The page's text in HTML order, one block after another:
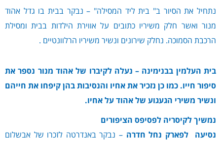
נתחיל את הסיור ב" בית ליד המסילה" – נבקר בבית בו גדל אהוד
מנור ואשר חלק משיריו כתובים על אווירת הילדות בבית ומסילת
הרכבת הסמוכה. נחלק שירונים ונשיר משיריו הרלוונטיים .
בית העלמין בבנימינה – נעלה לקיברו של אהוד מנור נספר את
סיפור חייו. כמו כן נזכיר את אחיו והנסיבות בהן קיפחו את חייהם
ונשיר משירי הגעגוע של אהוד על אחיו.
נמשיך לקיסריה לפסיפס הציפורים
נסיעה לפארק נחל חדרה – נבקר באנדרטה לזכרו של אבשלום